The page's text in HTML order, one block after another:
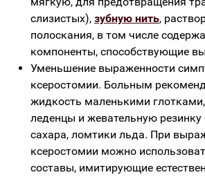
слизистых), зубную нить,
полоскания, в том числе
компоненты, способствующие
Уменьшение выраженности
ксеростомии. Больным
жидкость маленькими
леденцы и жевательную резинку
сахара, ломтики льда. При
ксеростомии можно
составы, имитирующие